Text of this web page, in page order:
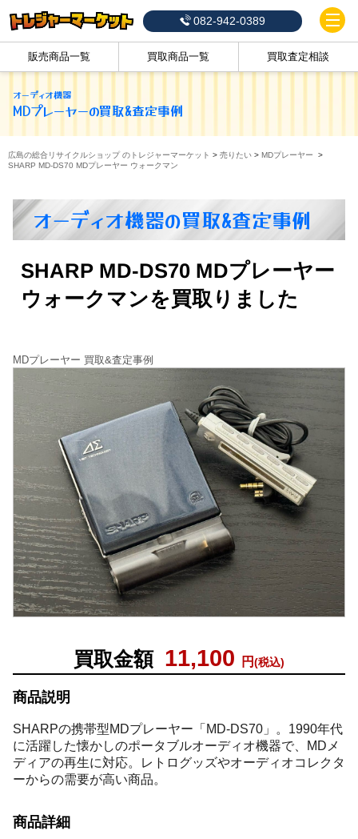
082-942-0389
販売商品一覧 買取商品一覧 買取査定相談
オーディオ機器
MDプレーヤーの買取&査定事例
広島の総合リサイクルショップ のトレジャーマーケット > 売りたい > MDプレーヤー
>
SHARP MD-DS70 MDプレーヤー ウォークマン
オーディオ機器の買取&査定事例
SHARP MD-DS70 MDプレーヤー
ウォークマンを買取りました
買取金額 11,100 円(税込)
商品説明
SHARPの携帯型MDプレーヤー「MD-DS70」。1990年代
に活躍した懐かしのポータブルオーディオ機器で、MDメ
ディアの再生に対応。レトログッズやオーディオコレクタ
ーからの需要が高い商品。
商品詳細
MDプレーヤー 買取&査定事例